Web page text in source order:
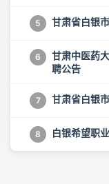
5 甘肃省白银
6
甘肃中医药
聘公告
7 甘肃省白银
8 白银希望职